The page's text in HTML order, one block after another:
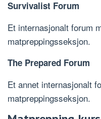
Survivalist Forum
Et internasjonalt forum
matpreppingsseksjon.
The Prepared Forum
Et annet internasjonalt
matpreppingsseksjon.